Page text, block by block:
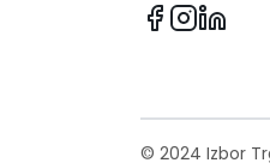
© 2024 Izbor